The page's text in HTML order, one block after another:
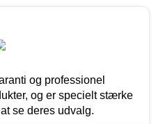
og professionel
og er specielt stærke
se deres udvalg.